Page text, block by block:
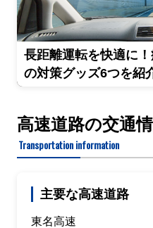
長距離運転を快適に
の対策グッズ6つを紹
高速道路の交通
Transportation information
主要な高速道路
東名高速